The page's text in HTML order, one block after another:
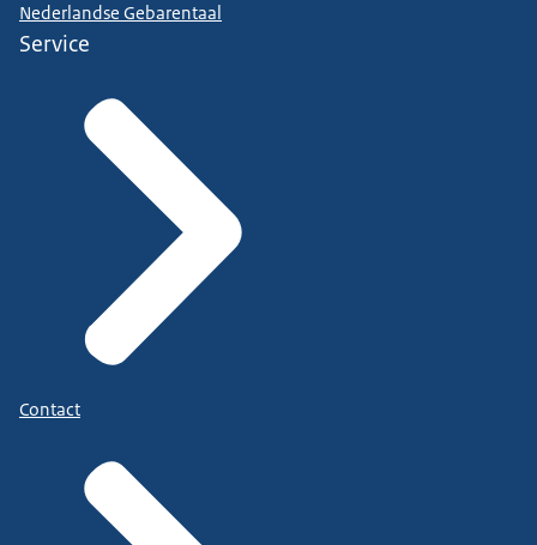
Nederlandse Gebarentaal
Service
Contact